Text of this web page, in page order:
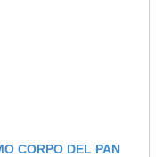
CORPO DEL PAN